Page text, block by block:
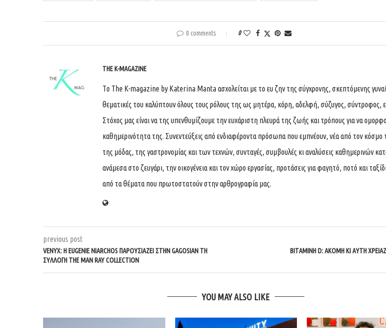
0 comments 0
THE K-MAGAZINE
Tο The K-magazine by Katerina Manta ασχολείται με το ευ ζην της σύγχρονης, σκεπτόμενης
θεματικές του καλύπτουν όλους τους ρόλους της ως μητέρα, κόρη, αδελφή, σύζυγος, σύντροφος,
Στόχος μας είναι να της υπενθυμίζουμε την ευχάριστη πλευρά της ζωής και τρόπους για να
καθημερινότητα της. Συνεντεύξεις από ενδιαφέροντα πρόσωπα που εμπνέουν, νέα από τον κόσμο
της μόδας, της γαστρονομίας και των τεχνών, συνταγές, συμβουλές κι αναλύσεις καθημερινών
ανάμεσα στο ζευγάρι, την οικογένεια και τον χώρο εργασίας, προτάσεις για φαγητό, ποτό και
από τα θέματα που πρωτοστατούν στην αρθρογραφία μας.
previous post
VENYX: Η EUGENIE NIARCHOS ΠΑΡΟΥΣΙΆΖΕΙ ΣΤΗΝ GAGOSIAN ΤΗ
ΣΥΛΛΟΓΉ THE MAN RAY COLLECTION
ΒΙΤΑΜΊΝΗ D: ΑΚΌΜΗ ΚΙ ΑΥΤΉ
YOU MAY ALSO LIKE